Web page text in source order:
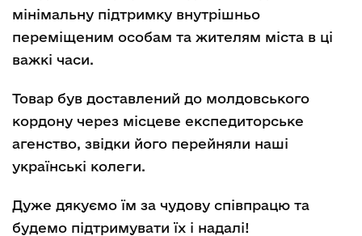
мінімальну підтримку внутрішньо
переміщеним особам та жителям міста в ці
важкі часи.
Товар був доставлений до молдовського
кордону через місцеве експедиторське
агенство, звідки його перейняли наші
українські колеги.
Дуже дякуємо їм за чудову співпрацю та
будемо підтримувати їх і надалі!